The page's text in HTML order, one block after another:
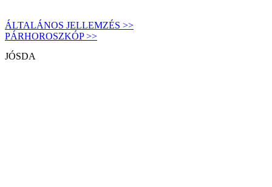
ÁLTALÁNOS JELLEMZÉS >>
PÁRHOROSZKÓP >>
JÓSDA